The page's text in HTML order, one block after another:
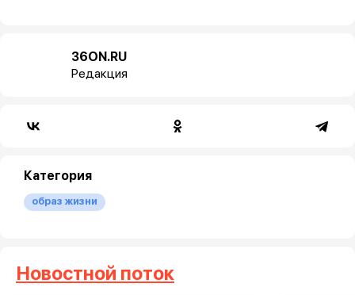
36ON.RU
Редакция
Категория
образ жизни
Новостной поток